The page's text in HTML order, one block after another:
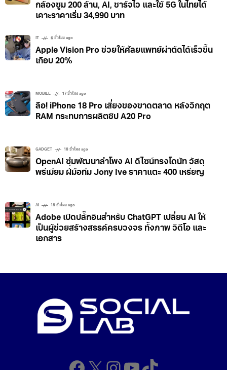
กล้องซูม 200 ล้าน, AI, ชาร์จไว และใช้ 5G ในไทยได้
เคาะราคาเริ่ม 34,990 บาท
6 ชั่วโมง ago
Apple Vision Pro ช่วยให้ศัลยแพทย์ผ่าตัดได้เร็วขึ้น
เกือบ 20%
MOBILE 17 ชั่วโมง ago
ลือ! iPhone 18 Pro เสี่ยงของขาดตลาด หลังวิกฤต
RAM กระทบการผลิตชิป A20 Pro
GADGET 18 ชั่วโมง ago
OpenAI ซุ่มพัฒนาลำโพง AI ดีไซน์ทรงโดนัท วัสดุ
พรีเมียม ฝีมือทีม Jony Ive ราคาแตะ 400 เหรียญ
AI 18 ชั่วโมง ago
Adobe เปิดปลั๊กอินสำหรับ ChatGPT เปลี่ยน AI ให้
เป็นผู้ช่วยสร้างสรรค์ครบวงจร ทั้งภาพ วิดีโอ และ
เอกสาร
Facebook
X Instagram
YouTube
TikTok